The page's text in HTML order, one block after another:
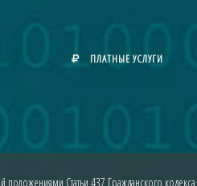
ПЛАТНЫЕ УСЛУГИ
Статьи 437 Гражданского